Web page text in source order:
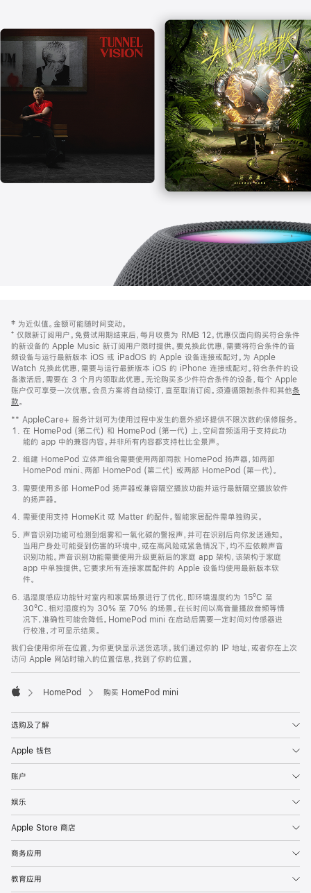
口
中
打
开)
页
页
脚
注
‡ 为近似值。金额可能随时间变动。
⁺ 仅限新订阅用户。免费试用期结束后，每月收费为 RMB 12。优惠仅面向购买符合条件
的新设备的 Apple Music 新订阅用户限时提供。要兑换此优惠，需要将符合条件的音
频设备与运行最新版本 iOS 或 iPadOS 的 Apple 设备连接或配对。为 Apple
Watch 兑换此优惠，需要与运行最新版本 iOS 的 iPhone 连接或配对。符合条件的设
备激活后，需要在 3 个月内领取此优惠。无论购买多少件符合条件的设备，每个 Apple
账户仅可享受一次优惠。会员方案将自动续订，直至取消订阅。须遵循限制条件和其他条
款。
窗
口
中
打
开)
** AppleCare+ 服务计划可为使用过程中发生的意外损坏提供不限次数的保修服务。
在 HomePod (第二代) 和 HomePod (第一代) 上，空间音频适用于支持此功
能的 app 中的兼容内容。并非所有内容都支持杜比全景声。
组建 HomePod 立体声组合需要使用两部同款 HomePod 扬声器，如两部
HomePod mini、两部 HomePod (第二代) 或两部 HomePod (第一代)。
需要使用多部 HomePod 扬声器或兼容隔空播放功能并运行最新隔空播放软件
的扬声器。
需要使用支持 HomeKit 或 Matter 的配件。智能家居配件需单独购买。
声音识别功能可检测到烟雾和一氧化碳的警报声，并可在识别后向你发送通知。
当用户身处可能受到伤害的环境中，或在高风险或紧急情况下，均不应依赖声音
识别功能。声音识别功能需要使用升级更新后的家庭 app 架构，该架构于家庭
app 中单独提供。它要求所有连接家居配件的 Apple 设备均使用最新版本软
件。
温湿度感应功能针对室内和家居场景进行了优化，即环境温度约为 15ºC 至
30ºC、相对湿度约为 30% 至 70% 的场景。在长时间以高音量播放音频等情
况下，准确性可能会降低。HomePod mini 在启动后需要一定时间对传感器进
行校准，才可显示结果。
我们会使用你所在位置，为你更快显示送货选项。我们通过你的 IP 地址，或者你在上次
访问 Apple 网站时输入的位置信息，找到了你的位置。
HomePod 购买 HomePod mini
选购及了解
Apple 钱包
账户
娱乐
Apple Store 商店
商务应用
教育应用